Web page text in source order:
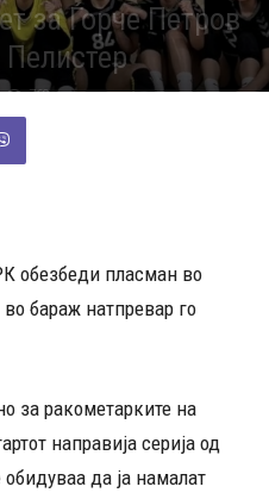
за Ѓорче Петров
769
обезбеди пласман во
бараж натпревар го
за ракометарките на
направија серија од
да ја намалат